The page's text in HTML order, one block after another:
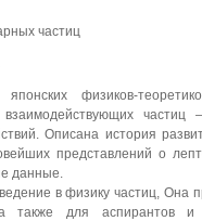
частиц
физиков-
частиц
Описана история
представлений о
данные.
в физику частиц,
также для аспирантов и